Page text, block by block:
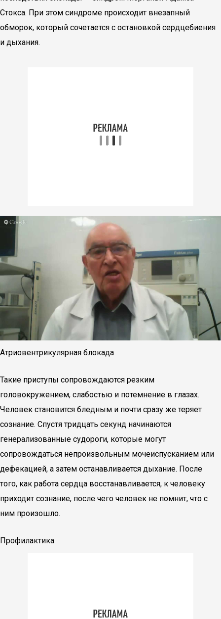
Стокса. При этом синдроме происходит внезапный
обморок, который сочетается с остановкой сердцебиения
и дыхания.
Атриовентрикулярная блокада
Такие приступы сопровождаются резким
головокружением, слабостью и потемнение в глазах.
Человек становится бледным и почти сразу же теряет
сознание. Спустя тридцать секунд начинаются
генерализованные судороги, которые могут
сопровождаться непроизвольным мочеиспусканием или
дефекацией, а затем останавливается дыхание. После
того, как работа сердца восстанавливается, к человеку
приходит сознание, после чего человек не помнит, что с
ним произошло.
Профилактика